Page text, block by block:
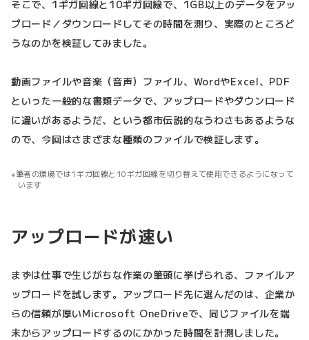
そこで、1ギガ回線と10ギガ回線で、1GB以上のデータをアッ
プロード／ダウンロードしてその時間を測り、実際のところど
うなのかを検証してみました。
動画ファイルや音楽（音声）ファイル、WordやExcel、PDF
といった一般的な書類データで、アップロードやダウンロード
に違いがあるようだ、という都市伝説的なうわさもあるような
ので、今回はさまざまな種類のファイルで検証します。
筆者の環境では1ギガ回線と10ギガ回線を切り替えて使用できるようになって
います
アップロードが速い
まずは仕事で生じがちな作業の筆頭に挙げられる、ファイルア
ップロードを試します。アップロード先に選んだのは、企業か
らの信頼が厚いMicrosoft OneDriveで、同じファイルを端
末からアップロードするのにかかった時間を計測しました。